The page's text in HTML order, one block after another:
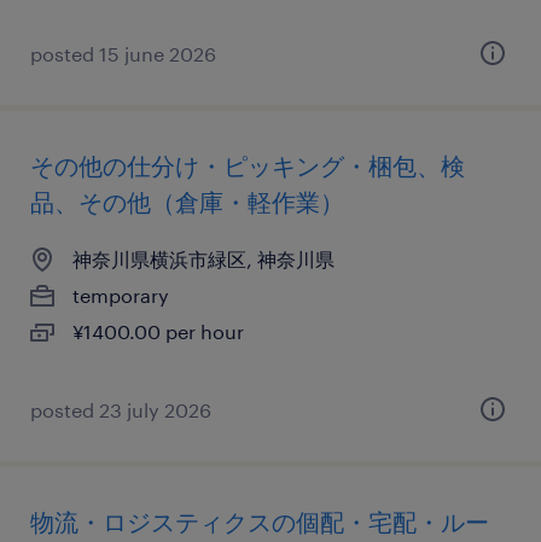
posted 15 june 2026
その他の仕分け・ピッキング・梱包、検
品、その他（倉庫・軽作業）
神奈川県横浜市緑区, 神奈川県
temporary
¥1400.00 per hour
posted 23 july 2026
物流・ロジスティクスの個配・宅配・ルー